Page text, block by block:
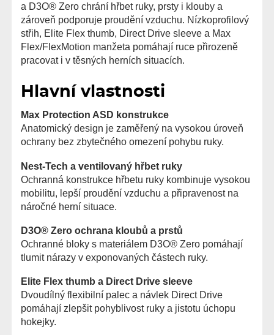
a D3O® Zero chrání hřbet ruky, prsty i klouby a
zároveň podporuje proudění vzduchu. Nízkoprofilový
střih, Elite Flex thumb, Direct Drive sleeve a Max
Flex/FlexMotion manžeta pomáhají ruce přirozeně
pracovat i v těsných herních situacích.
Hlavní vlastnosti
Max Protection ASD konstrukce
Anatomický design je zaměřený na vysokou úroveň
ochrany bez zbytečného omezení pohybu ruky.
Nest-Tech a ventilovaný hřbet ruky
Ochranná konstrukce hřbetu ruky kombinuje vysokou
mobilitu, lepší proudění vzduchu a připravenost na
náročné herní situace.
D3O® Zero ochrana kloubů a prstů
Ochranné bloky s materiálem D3O® Zero pomáhají
tlumit nárazy v exponovaných částech ruky.
Elite Flex thumb a Direct Drive sleeve
Dvoudílný flexibilní palec a návlek Direct Drive
pomáhají zlepšit pohyblivost ruky a jistotu úchopu
hokejky.